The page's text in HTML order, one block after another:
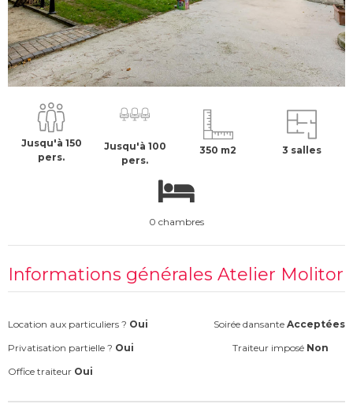
92100-Boulogne Billancourt À partir de :
2500 € H.T
Jusqu'à 150
pers.
Jusqu'à 100
pers.
350 m2 3 salles
0 chambres
Informations générales Atelier Molitor
Location aux particuliers ? Oui Soirée dansante Acceptées
Privatisation partielle ? Oui Traiteur imposé Non
Office traiteur Oui